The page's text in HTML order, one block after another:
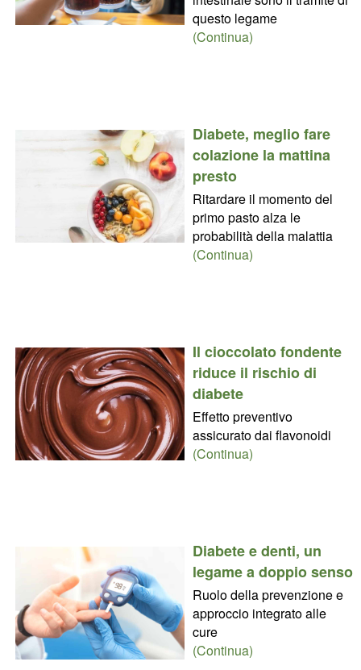
questo legame
(Continua)
Diabete, meglio fare
colazione la mattina
presto
Ritardare il momento del
primo pasto alza le
probabilità della malattia
(Continua)
Il cioccolato fondente
riduce il rischio di
diabete
Effetto preventivo
assicurato dai flavonoidi
(Continua)
Diabete e denti, un
legame a doppio senso
Ruolo della prevenzione e
approccio integrato alle
cure
(Continua)